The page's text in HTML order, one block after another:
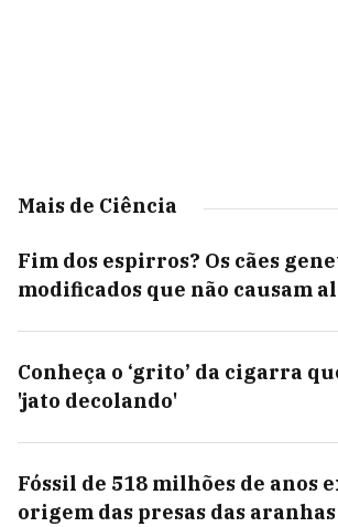
Mais de Ciência
Fim dos espirros? Os cães
modificados que não causam
Conheça o ‘grito’ da cigarra
'jato decolando'
Fóssil de 518 milhões de anos
origem das presas das aranhas